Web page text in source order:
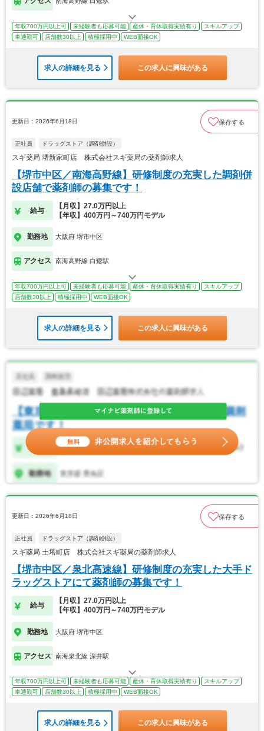
年収700万円以上可 未経験者も応募可能 産休・育休取得実績有り
スキルアップ
車通勤可
店舗数30以上 積極採用中 WEB面接OK
求人の詳細を見る この求人に興味がある
更新日：2026年6月18日 保存する
正社員 ドラッグストア（調剤併設）
スギ薬局 堺新家町店 株式会社スギ薬局の薬剤師求人
【堺市中区／南海高野線】研修制度の充実した調剤併
設店舗で薬剤師の募集です！
給与
【月収】27.0万円以上
【年収】400万円～740万円モデル
勤務地 大阪府 堺市中区
アクセス 南海高野線 白鷺駅
年収700万円以上可 未経験者も応募可能 産休・育休取得実績有り
スキルアップ
店舗数30以上
積極採用中 WEB面接OK
求人の詳細を見る この求人に興味がある
更新日：2026年6月18日 保存する
正社員 ドラッグストア（調剤併設）
スギ薬局 土塔町店 株式会社スギ薬局の薬剤師求人
【堺市中区／泉北高速線】研修制度の充実した大手ド
ラッグストアにて薬剤師の募集です！
給与
【月収】27.0万円以上
【年収】400万円～740万円モデル
勤務地 大阪府 堺市中区
アクセス 南海泉北線 深井駅
年収700万円以上可 未経験者も応募可能 産休・育休取得実績有り
スキルアップ
車通勤可
店舗数30以上 積極採用中 WEB面接OK
求人の詳細を見る この求人に興味がある